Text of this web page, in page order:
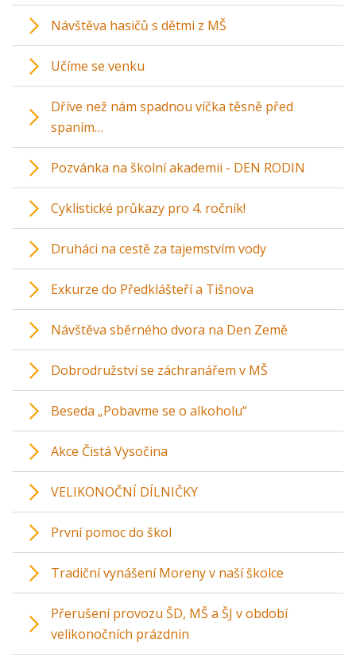
Návštěva hasičů s dětmi z MŠ
Učíme se venku
Dříve než nám spadnou víčka těsně před
spaním…
Pozvánka na školní akademii - DEN RODIN
Cyklistické průkazy pro 4. ročník!
Druháci na cestě za tajemstvím vody
Exkurze do Předklášteří a Tišnova
Návštěva sběrného dvora na Den Země
Dobrodružství se záchranářem v MŠ
Beseda „Pobavme se o alkoholu“
Akce Čistá Vysočina
VELIKONOČNÍ DÍLNIČKY
První pomoc do škol
Tradiční vynášení Moreny v naší školce
Přerušení provozu ŠD, MŠ a ŠJ v období
velikonočních prázdnin